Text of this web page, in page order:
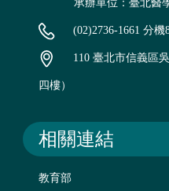
承辦單位：臺北醫
(02)2736-1661 分機
110 臺北市信義區
四樓）
相關連結
教育部